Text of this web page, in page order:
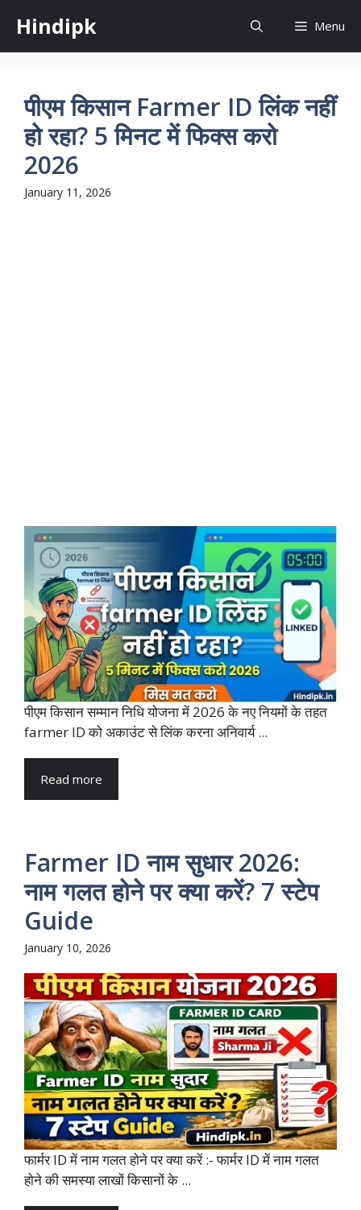
content
Hindipk Menu
पीएम किसान Farmer ID लिंक नहीं
हो रहा? 5 मिनट में फिक्स करो
2026
January 11, 2026
पीएम किसान सम्मान निधि योजना में 2026 के नए नियमों के तहत
farmer ID को अकाउंट से लिंक करना अनिवार्य ...
Read more
Farmer ID नाम सुधार 2026:
नाम गलत होने पर क्या करें? 7 स्टेप
Guide
January 10, 2026
फार्मर ID में नाम गलत होने पर क्या करें :- फार्मर ID में नाम गलत
होने की समस्या लाखों किसानों के ...